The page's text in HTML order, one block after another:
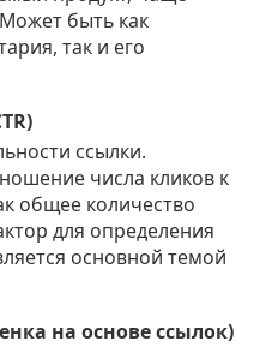
быть как
так и его
ссылки.
числа кликов к
общее количество
для определения
основной темой
на основе ссылок)